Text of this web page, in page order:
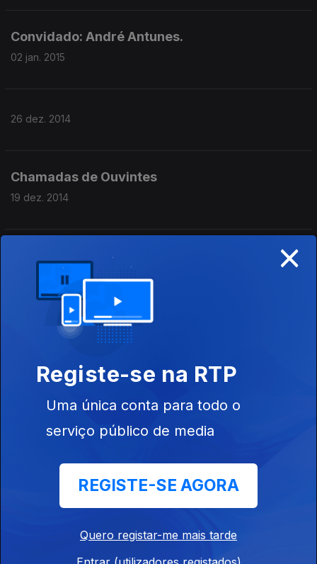
Convidado: André Antunes.
02 jan. 2015
26 dez. 2014
Chamadas de Ouvintes
19 dez. 2014
Convidado: Paulo Cosmelli
12 dez. 2014
Convidados: Inês Simões, Filipe Salgueiro e
28 nov. 2014
Convidados: Bruno Ferreira e Marco Horácio
14 nov. 2014
×
Registe-se na RTP
Uma única conta para todo o
serviço público de media
REGISTE-SE AGORA
Quero registar-me mais tarde